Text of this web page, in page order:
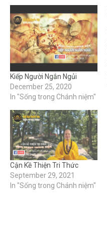
Kiếp Người Ngắn Ngủi
December 25, 2020
In "Sống trong Chánh niệm"
Cận Kề Thiện Tri Thức
September 29, 2021
In "Sống trong Chánh niệm"